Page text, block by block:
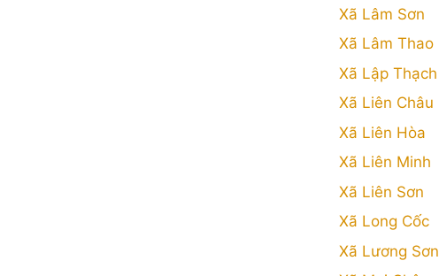
Xã Lâm Sơn
Xã Lâm Thao
Xã Lập Thạch
Xã Liên Châu
Xã Liên Hòa
Xã Liên Minh
Xã Liên Sơn
Xã Long Cốc
Xã Lương Sơn